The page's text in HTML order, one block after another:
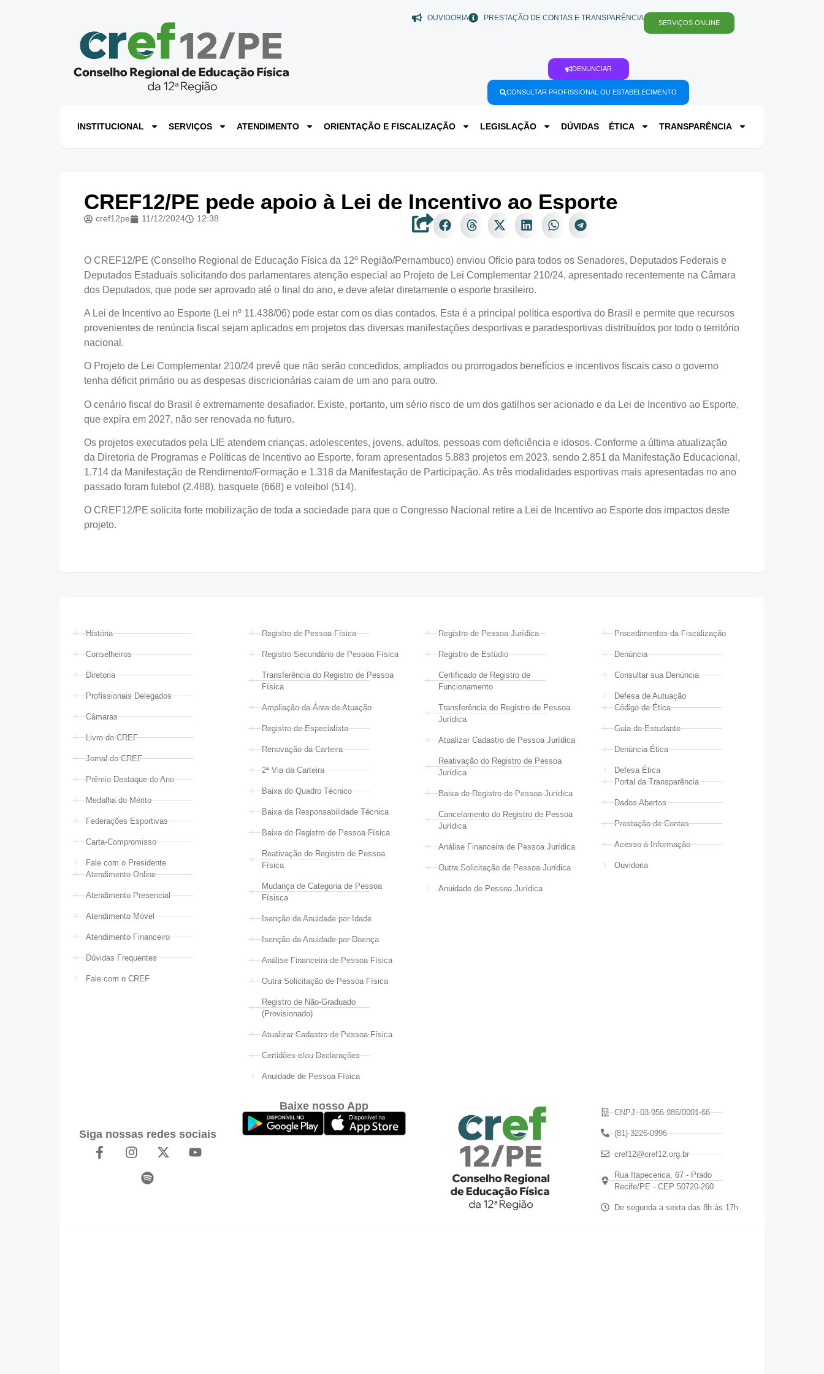
OUVIDORIA PRESTAÇÃO DE CONTAS E TRANSPARÊNCIA
SERVIÇOS ONLINE
DENUNCIAR
CONSULTAR PROFISSIONAL OU ESTABELECIMENTO
INSTITUCIONAL SERVIÇOS ATENDIMENTO ORIENTAÇÃO E FISCALIZAÇÃO LEGISLAÇÃO DÚVIDAS ÉTICA TRANSPARÊNCIA
CREF12/PE pede apoio à Lei de Incentivo ao Esporte
cref12pe 11/12/2024 12:38
O CREF12/PE (Conselho Regional de Educação Física da 12ª Região/Pernambuco) enviou Ofício para todos os Senadores, Deputados Federais e
Deputados Estaduais solicitando dos parlamentares atenção especial ao Projeto de Lei Complementar 210/24, apresentado recentemente na Câmara
dos Deputados, que pode ser aprovado até o final do ano, e deve afetar diretamente o esporte brasileiro.
A Lei de Incentivo ao Esporte (Lei nº 11.438/06) pode estar com os dias contados. Esta é a principal política esportiva do Brasil e permite que recursos
provenientes de renúncia fiscal sejam aplicados em projetos das diversas manifestações desportivas e paradesportivas distribuídos por todo o território
nacional.
O Projeto de Lei Complementar 210/24 prevê que não serão concedidos, ampliados ou prorrogados benefícios e incentivos fiscais caso o governo
tenha déficit primário ou as despesas discricionárias caiam de um ano para outro.
O cenário fiscal do Brasil é extremamente desafiador. Existe, portanto, um sério risco de um dos gatilhos ser acionado e da Lei de Incentivo ao Esporte,
que expira em 2027, não ser renovada no futuro.
Os projetos executados pela LIE atendem crianças, adolescentes, jovens, adultos, pessoas com deficiência e idosos. Conforme a última atualização
da Diretoria de Programas e Políticas de Incentivo ao Esporte, foram apresentados 5.883 projetos em 2023, sendo 2.851 da Manifestação Educacional,
1.714 da Manifestação de Rendimento/Formação e 1.318 da Manifestação de Participação. As três modalidades esportivas mais apresentadas no ano
passado foram futebol (2.488), basquete (668) e voleibol (514).
O CREF12/PE solicita forte mobilização de toda a sociedade para que o Congresso Nacional retire a Lei de Incentivo ao Esporte dos impactos deste
projeto.
História
Conselheiros
Diretoria
Profissionais Delegados
Câmaras
Livro do CREF
Jornal do CREF
Prêmio Destaque do Ano
Medalha do Mérito
Federações Esportivas
Carta-Compromisso
Fale com o Presidente
Atendimento Online
Atendimento Presencial
Atendimento Móvel
Atendimento Financeiro
Dúvidas Frequentes
Fale com o CREF
Registro de Pessoa Física
Registro Secundário de Pessoa Física
Transferência do Registro de Pessoa
Física
Ampliação da Área de Atuação
Registro de Especialista
Renovação da Carteira
2ª Via da Carteira
Baixa do Quadro Técnico
Baixa da Responsabilidade Técnica
Baixa do Registro de Pessoa Física
Reativação do Registro de Pessoa
Física
Mudança de Categoria de Pessoa
Físisca
Isenção da Anuidade por Idade
Isenção da Anuidade por Doença
Análise Financeira de Pessoa Física
Outra Solicitação de Pessoa Física
Registro de Não-Graduado
(Provisionado)
Atualizar Cadastro de Pessoa Física
Certidões e/ou Declarações
Anuidade de Pessoa Física
Registro de Pessoa Jurídica
Registro de Estúdio
Certificado de Registro de
Funcionamento
Transferência do Registro de Pessoa
Jurídica
Atualizar Cadastro de Pessoa Jurídica
Reativação do Registro de Pessoa
Jurídica
Baixa do Registro de Pessoa Jurídica
Cancelamento do Registro de Pessoa
Jurídica
Análise Financeira de Pessoa Jurídica
Outra Solicitação de Pessoa Jurídica
Anuidade de Pessoa Jurídica
Procedimentos da Fiscalização
Denúncia
Consultar sua Denúncia
Defesa de Autuação
Código de Ética
Guia do Estudante
Denúncia Ética
Defesa Ética
Portal da Transparência
Dados Abertos
Prestação de Contas
Acesso à Informação
Ouvidoria
Siga nossas redes sociais
Baixe nosso App
CNPJ: 03.956.986/0001-66
(81) 3226-0996
cref12@cref12.org.br
Rua Itapecerica, 67 - Prado
Recife/PE - CEP 50720-260
De segunda a sexta das 8h às 17h